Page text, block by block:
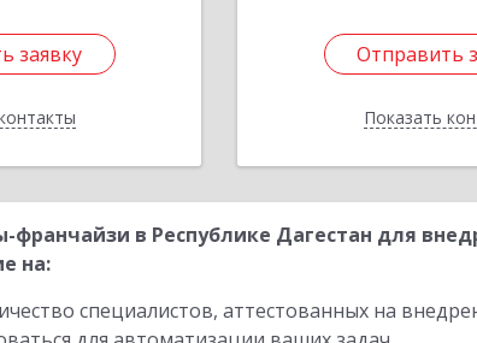
заявку
заявку Отправить
Показать
Отправить
Назад
в Республике Дагестан для
на:
специалистов, аттестованных на